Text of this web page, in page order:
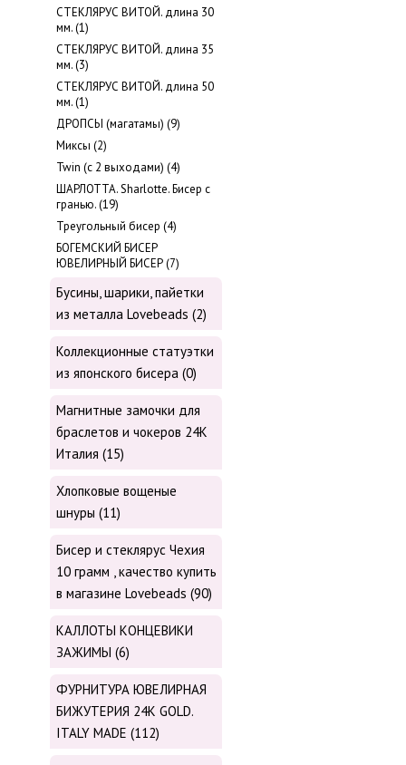
СТЕКЛЯРУС ВИТОЙ. длина 30
мм. (1)
СТЕКЛЯРУС ВИТОЙ. длина 35
мм. (3)
СТЕКЛЯРУС ВИТОЙ. длина 50
мм. (1)
ДРОПСЫ (магатамы) (9)
Миксы (2)
Twin (с 2 выходами) (4)
ШАРЛОТТА. Sharlotte. Бисер с
гранью. (19)
Треугольный бисер (4)
БОГЕМСКИЙ БИСЕР
ЮВЕЛИРНЫЙ БИСЕР (7)
Бусины, шарики, пайетки
из металла Lovebeads (2)
Коллекционные статуэтки
из японского бисера (0)
Магнитные замочки для
браслетов и чокеров 24К
Италия (15)
Хлопковые вощеные
шнуры (11)
Бисер и стеклярус Чехия
10 грамм , качество купить
в магазине Lovebeads (90)
КАЛЛОТЫ КОНЦЕВИКИ
ЗАЖИМЫ (6)
ФУРНИТУРА ЮВЕЛИРНАЯ
БИЖУТЕРИЯ 24К GOLD.
ITALY MADE (112)